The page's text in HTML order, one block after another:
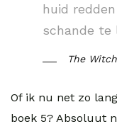
huid
schande te
The
Of ik nu net zo
boek 5? Absoluut